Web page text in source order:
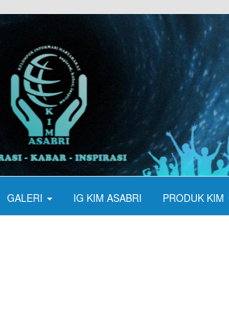
GALERI IG KIM ASABRI PRODUK KIM